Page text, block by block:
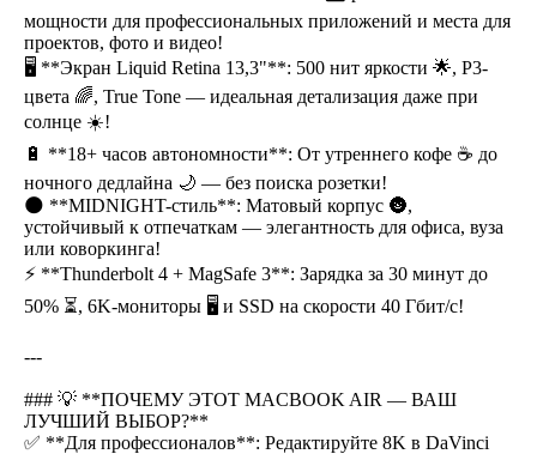
мощности для профессиональных приложений и места для
проектов, фото и видео!
🖥 **Экран Liquid Retina 13,3"**: 500 нит яркости 🌟, P3-
цвета 🌈, True Tone — идеальная детализация даже при
солнце ☀️!
🔋 **18+ часов автономности**: От утреннего кофе ☕ до
ночного дедлайна 🌙 — без поиска розетки!
🌑 **MIDNIGHT-стиль**: Матовый корпус 🌚,
устойчивый к отпечаткам — элегантность для офиса, вуза
или коворкинга!
⚡ **Thunderbolt 4 + MagSafe 3**: Зарядка за 30 минут до
50% ⏳, 6K-мониторы 🖥 и SSD на скорости 40 Гбит/с!
---
### 💡 **ПОЧЕМУ ЭТОТ MACBOOK AIR — ВАШ
ЛУЧШИЙ ВЫБОР?**
✅ **Для профессионалов**: Редактируйте 8K в DaVinci